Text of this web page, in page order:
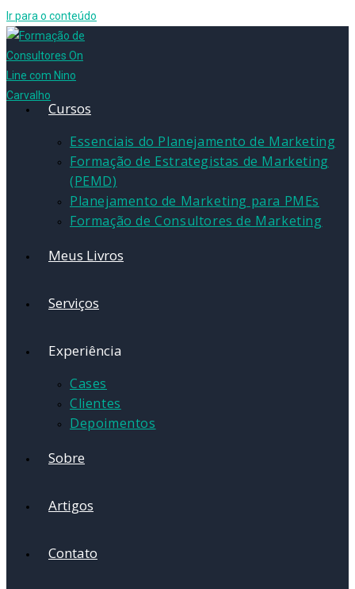
Ir para o conteúdo
Cursos
Essenciais do Planejamento de Marketing
Formação de Estrategistas de Marketing
(PEMD)
Planejamento de Marketing para PMEs
Formação de Consultores de Marketing
Meus Livros
Serviços
Experiência
Cases
Clientes
Depoimentos
Sobre
Artigos
Contato